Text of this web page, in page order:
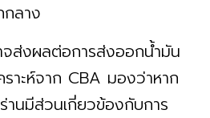
ลาง
ส่งผลต่อการส่งออกนํ้ามัน
าะห์จาก CBA มองว่าหาก
านมีส่วนเกี่ยวข้องกับการ